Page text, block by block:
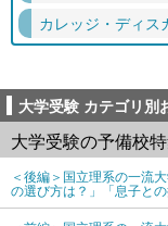
カレッジ・ディス
大学受験 カテゴリ別
大学受験の予備校
＜後編＞国立理系の一流
の選び方は？」「息子と